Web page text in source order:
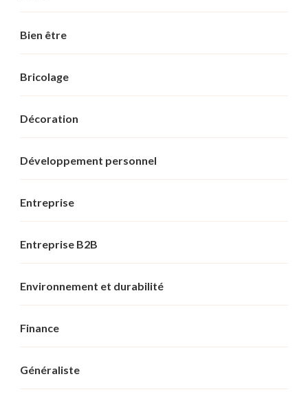
Bien être
Bricolage
Décoration
Développement personnel
Entreprise
Entreprise B2B
Environnement et durabilité
Finance
Généraliste